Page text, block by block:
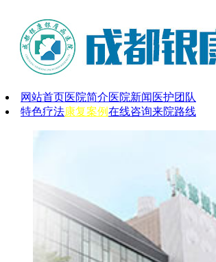
网站首页医院简介医院新闻 医护团队
特色疗法康复案例在线咨询来院路线